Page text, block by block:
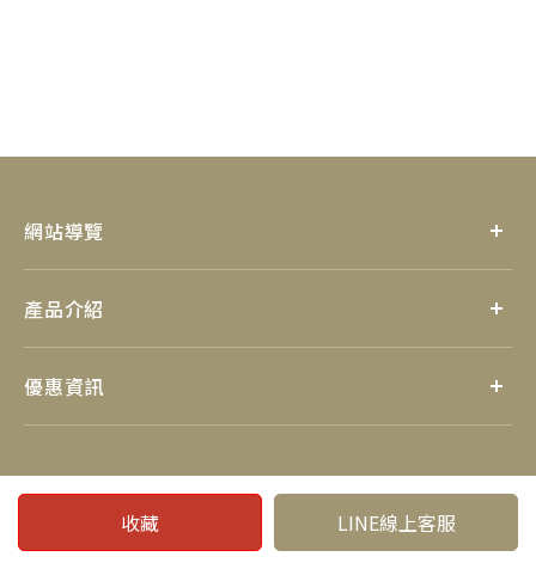
收藏 LINE線上客服
社群連結
網站導覽
產品介紹
優惠資訊